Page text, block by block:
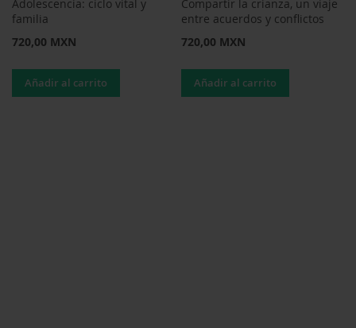
Adolescencia: ciclo vital y
familia
720,00 MXN
Añadir al carrito
Compartir la crianza, un viaje
entre acuerdos y conflictos
720,00 MXN
Añadir al carrito